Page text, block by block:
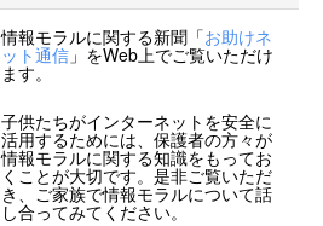
情報モラルに関する新聞「お助けネ
ット通信 」をWeb上でご覧いただけ
ます。
子供たちがインターネットを安全に
活用するためには、保護者の方々が
情報モラルに関する知識をもってお
くことが大切です。是非ご覧いただ
き、ご家族で情報モラルについて話
し合ってみてください。